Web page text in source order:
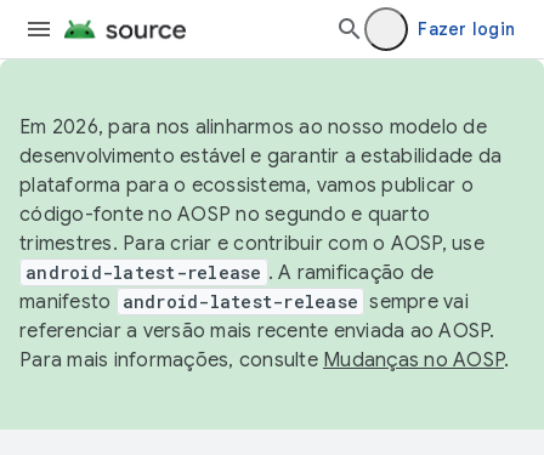
Fazer login
Em 2026, para nos alinharmos ao nosso modelo de
desenvolvimento estável e garantir a estabilidade da
plataforma para o ecossistema, vamos publicar o
código-fonte no AOSP no segundo e quarto
trimestres. Para criar e contribuir com o AOSP, use
android-latest-release . A ramificação de
manifesto
android-latest-release sempre vai
referenciar a versão mais recente enviada ao AOSP.
Para mais informações, consulte Mudanças no AOSP.